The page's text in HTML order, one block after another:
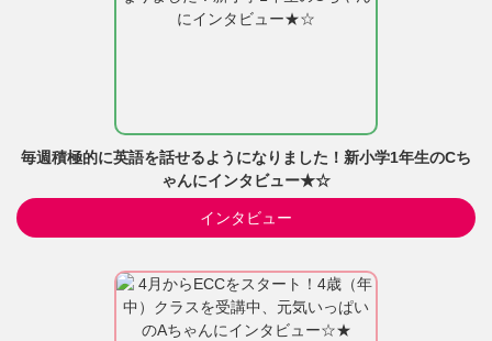
毎週積極的に英語を話せるようになりました！新小学1年生のCち
ゃんにインタビュー★☆
インタビュー